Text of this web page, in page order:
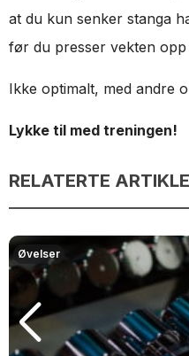
at du kun senker stanga
før du presser vekten opp
Ikke optimalt, med andre
Lykke til med treningen!
RELATERTE
Øvelser